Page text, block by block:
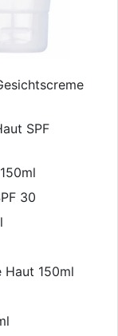
SPF
30
Haut 150ml